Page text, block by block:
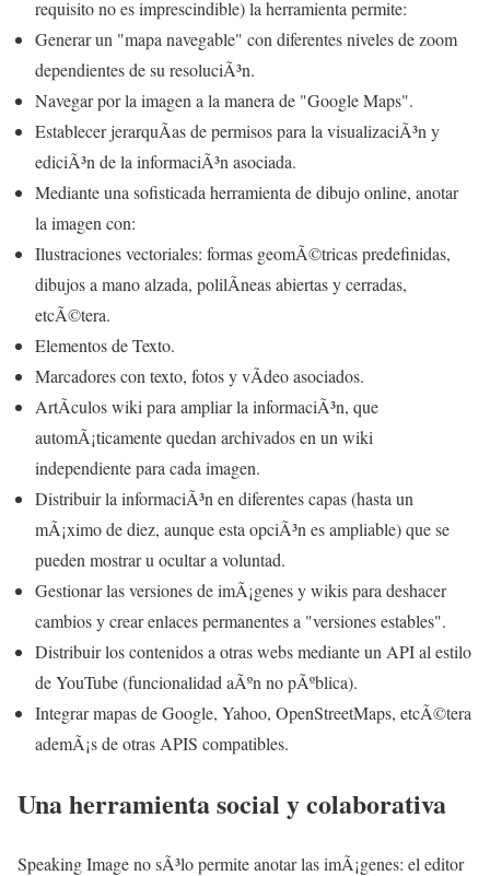
requisito no es imprescindible) la herramienta permite:
Generar un "mapa navegable" con diferentes niveles de zoom
dependientes de su resoluciÃ³n.
Navegar por la imagen a la manera de "Google Maps".
Establecer jerarquÃ­as de permisos para la visualizaciÃ³n y
ediciÃ³n de la informaciÃ³n asociada.
Mediante una sofisticada herramienta de dibujo online, anotar
la imagen con:
Ilustraciones vectoriales: formas geomÃ©tricas predefinidas,
dibujos a mano alzada, polilÃ­neas abiertas y cerradas,
etcÃ©tera.
Elementos de Texto.
Marcadores con texto, fotos y vÃ­deo asociados.
ArtÃ­culos wiki para ampliar la informaciÃ³n, que
automÃ¡ticamente quedan archivados en un wiki
independiente para cada imagen.
Distribuir la informaciÃ³n en diferentes capas (hasta un
mÃ¡ximo de diez, aunque esta opciÃ³n es ampliable) que se
pueden mostrar u ocultar a voluntad.
Gestionar las versiones de imÃ¡genes y wikis para deshacer
cambios y crear enlaces permanentes a "versiones estables".
Distribuir los contenidos a otras webs mediante un API al estilo
de YouTube (funcionalidad aÃºn no pÃºblica).
Integrar mapas de Google, Yahoo, OpenStreetMaps, etcÃ©tera
ademÃ¡s de otras APIS compatibles.
Una herramienta social y colaborativa
Speaking Image no sÃ³lo permite anotar las imÃ¡genes: el editor